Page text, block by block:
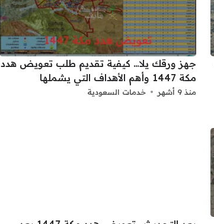
جهز ورقك يلا… كيفية تقديم طلب تعويض هدد
مكة 1447 وأهم الأهداف التي يشملها
منذ 9 أشهر خدمات السعودية